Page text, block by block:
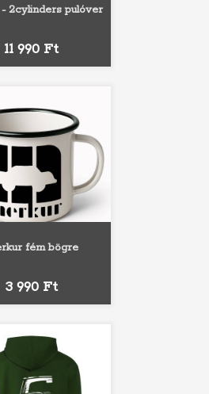
2cylinders pulóver
Ár
11 990 Ft
fém bögre
Ár
3 990 Ft